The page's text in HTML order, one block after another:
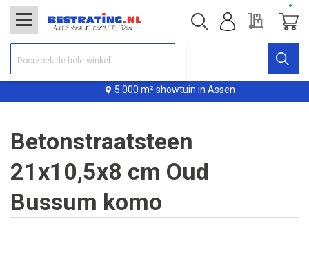
5.000 m² showtuin in Assen
Offerte
Betonstraatsteen
21x10,5x8 cm Oud
Bussum komo